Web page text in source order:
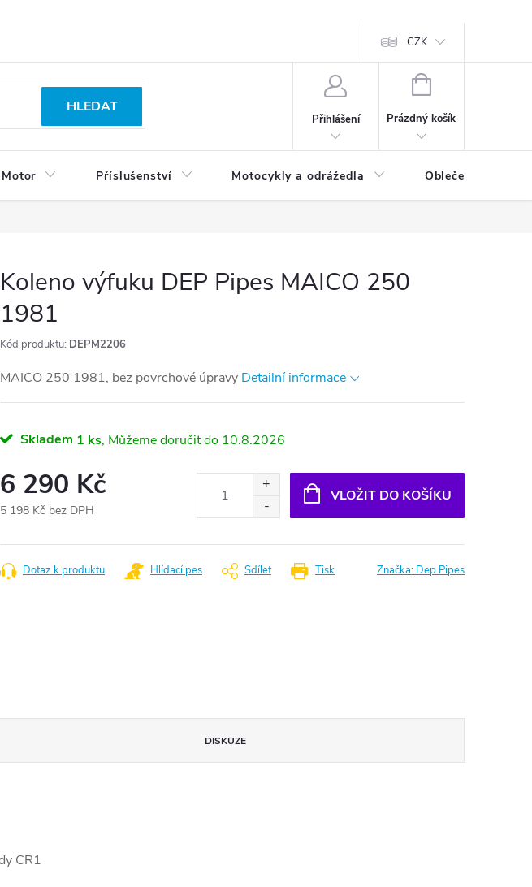
CZK
HLEDAT
Přihlášení
NÁKUPNÍ
Prázdný košík
Motor Příslušenství Motocykly a odrážedla Oblečení a
Koleno výfuku DEP Pipes MAICO 250
1981
Kód produktu: DEPM2206
MAICO 250 1981, bez povrchové úpravy Detailní informace
Skladem 1 ks 10.8.2026
6 290 Kč
5 198 Kč bez DPH
cena:
VLOŽIT DO KOŠÍKU
Tisk
Dotaz k produktu Hlídací pes Sdílet Značka: Dep Pipes
DISKUZE
CR1